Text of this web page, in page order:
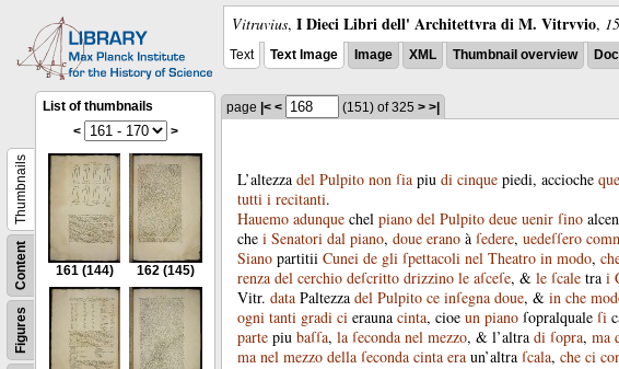
Vitruvius, I Dieci Libri dell' Architettvra di M. Vitrvvio,
Text Text Image Image XML Thumbnail overview
Figures
Content
Thumbnails
List of thumbnails
<
>
161 (144) 162 (145)
page |< < (151) of 325 > >|
L’altezza del Pulpito non ſia piu di cinque piedi, accioche
tutti i recitanti.
Hauemo adunque chel piano del Pulpito deue uenir ſino
che i Senatori dal piano, doue erano à ſedere, uedeſſero
Siano partitii Cunei de gli ſpettacoli nel Theatro in modo,
renza del cerchio deſcritto drizzino le aſceſe, & le ſcale tra i
Vitr. data Paltezza del Pulpito ce inſegna doue, & in che
ogni tanti gradi ci erauna cinta, cioe un piano ſopralquale ſi
parte piu baſſa, la ſeconda nel mezzo, & l’altra di ſopra, ma
ma nel mezzo della ſeconda cinta era un’altra ſcala, che ci